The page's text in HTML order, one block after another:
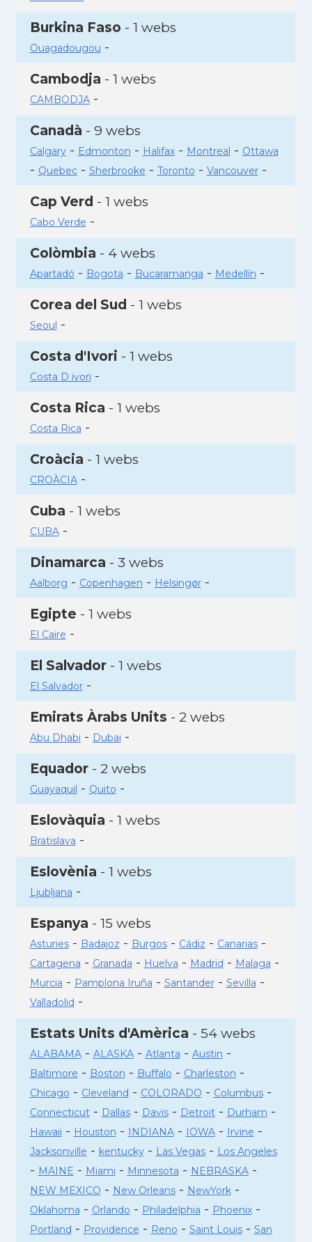
Burkina Faso - 1 webs
Ouagadougou -
Cambodja - 1 webs
CAMBODJA-
Canadà - 9 webs
Calgary- Edmonton - Halifax- Montreal - Ottawa
- Quebec- Sherbrooke - Toronto - Vancouver-
Cap Verd - 1 webs
Cabo Verde -
Colòmbia - 4 webs
Apartadó - Bogota - Bucaramanga - Medellín -
Corea del Sud - 1 webs
Seoul -
Costa d'Ivori - 1 webs
Costa D ivori -
Costa Rica - 1 webs
Costa Rica -
Croàcia - 1 webs
CROÀCIA-
Cuba - 1 webs
CUBA-
Dinamarca - 3 webs
Aalborg - Copenhagen - Helsingør-
Egipte - 1 webs
El Caire -
El Salvador- 1 webs
El Salvador-
Emirats Àrabs Units - 2 webs
Abu Dhabi - Dubai -
Equador- 2 webs
Guayaquil - Quito -
Eslovàquia - 1 webs
Bratislava -
Eslovènia - 1 webs
Ljubljana -
Espanya - 15 webs
Asturies- Badajoz - Burgos- Cádiz - Canarias-
Cartagena - Granada - Huelva - Madrid - Malaga -
Murcia - Pamplona Iruña - Santander- Sevilla -
Valladolid -
Estats Units d'Amèrica - 54 webs
ALABAMA- ALASKA- Atlanta - Austin -
Baltimore - Boston - Buffalo - Charleston -
Chicago - Cleveland - COLORADO - Columbus-
Connecticut- Dallas- Davis- Detroit- Durham -
Hawaii - Houston - INDIANA- IOWA- Irvine -
Jacksonville - kentucky- Las Vegas- Los Angeles
- MAINE - Miami - Minnesota - NEBRASKA-
NEW MEXICO - New Orleans- NewYork-
Oklahoma - Orlando - Philadelphia - Phoenix-
Portland - Providence - Reno - Saint Louis- San